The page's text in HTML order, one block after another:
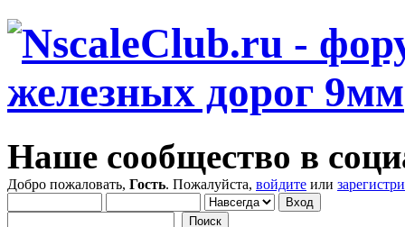
Наше сообщество в
Добро пожаловать, Гость. Пожалуйста, войдите или